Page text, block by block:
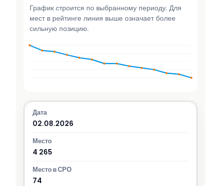
График строится по выбранному периоду. Для
мест в рейтинге линия выше означает более
сильную позицию.
02.08.2026
4 265
74